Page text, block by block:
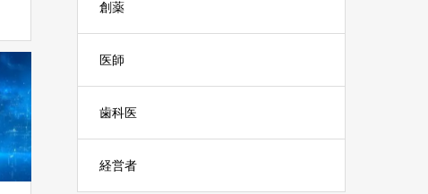
創薬
医師
歯科医
経営者